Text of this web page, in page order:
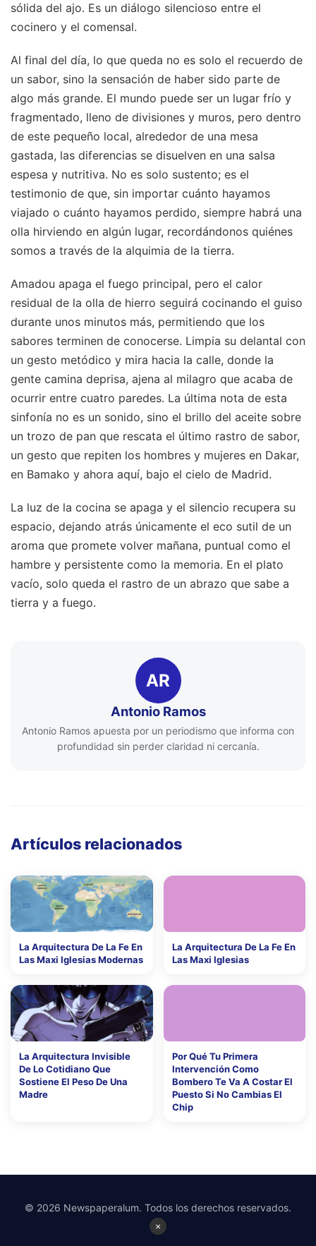
sólida del ajo. Es un diálogo silencioso entre el
cocinero y el comensal.
Al final del día, lo que queda no es solo el recuerdo de
un sabor, sino la sensación de haber sido parte de
algo más grande. El mundo puede ser un lugar frío y
fragmentado, lleno de divisiones y muros, pero dentro
de este pequeño local, alrededor de una mesa
gastada, las diferencias se disuelven en una salsa
espesa y nutritiva. No es solo sustento; es el
testimonio de que, sin importar cuánto hayamos
viajado o cuánto hayamos perdido, siempre habrá una
olla hirviendo en algún lugar, recordándonos quiénes
somos a través de la alquimia de la tierra.
Amadou apaga el fuego principal, pero el calor
residual de la olla de hierro seguirá cocinando el guiso
durante unos minutos más, permitiendo que los
sabores terminen de conocerse. Limpia su delantal con
un gesto metódico y mira hacia la calle, donde la
gente camina deprisa, ajena al milagro que acaba de
ocurrir entre cuatro paredes. La última nota de esta
sinfonía no es un sonido, sino el brillo del aceite sobre
un trozo de pan que rescata el último rastro de sabor,
un gesto que repiten los hombres y mujeres en Dakar,
en Bamako y ahora aquí, bajo el cielo de Madrid.
La luz de la cocina se apaga y el silencio recupera su
espacio, dejando atrás únicamente el eco sutil de un
aroma que promete volver mañana, puntual como el
hambre y persistente como la memoria. En el plato
vacío, solo queda el rastro de un abrazo que sabe a
tierra y a fuego.
AR
Antonio Ramos
Antonio Ramos apuesta por un periodismo que informa con
profundidad sin perder claridad ni cercanía.
Artículos relacionados
La Arquitectura De La Fe En
Las Maxi Iglesias Modernas
La Arquitectura De La Fe En
Las Maxi Iglesias
La Arquitectura Invisible
De Lo Cotidiano Que
Sostiene El Peso De Una
Madre
Por Qué Tu Primera
Intervención Como
Bombero Te Va A Costar El
Puesto Si No Cambias El
Chip
×
© 2026 Newspaperalum. Todos los derechos reservados.